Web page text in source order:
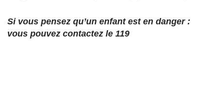
Si vous pensez qu’un enfant est en danger :
vous pouvez contactez le 119